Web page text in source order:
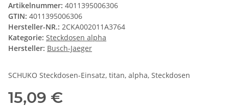
Artikelnummer: 4011395006306
GTIN: 4011395006306
Hersteller-NR.: 2CKA002011A3764
Kategorie: Steckdosen alpha
Hersteller: Busch-Jaeger
SCHUKO Steckdosen-Einsatz, titan, alpha, Steckdosen
15,09 €